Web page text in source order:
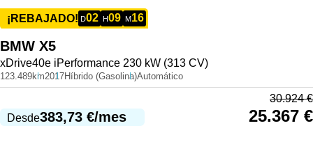
¡REBAJADO! D02 H09 M16
BMW X5
xDrive40e iPerformance 230 kW (313 CV)
123.489km2017Híbrido (Gasolina)Automático
Desde383,73 €/mes
30.924€
25.367 €